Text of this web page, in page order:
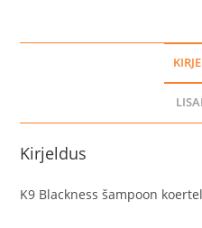
Kirjeldus
K9 Blackness šampoon